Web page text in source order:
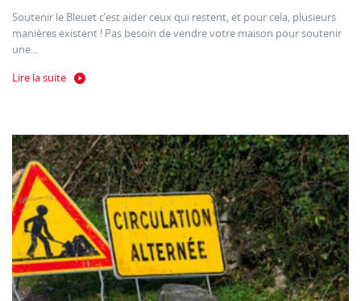
Soutenir le Bleuet c’est aider ceux qui restent, et pour cela, plusieurs
manières existent ! Pas besoin de vendre votre maison pour soutenir
une...
Lire la suite